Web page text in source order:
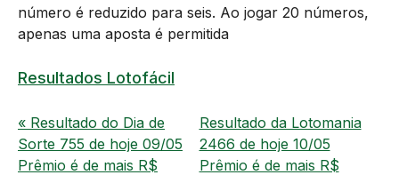
número é reduzido para seis. Ao jogar 20 números,
apenas uma aposta é permitida
Resultados Lotofácil
« Resultado do Dia de
Sorte 755 de hoje 09/05
Prêmio é de mais R$
Resultado da Lotomania
2466 de hoje 10/05
Prêmio é de mais R$